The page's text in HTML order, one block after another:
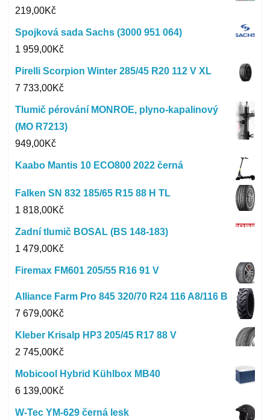
219,00Kč
Spojková sada Sachs (3000 951 064)
1 959,00Kč
Pirelli Scorpion Winter 285/45 R20 112 V XL
7 733,00Kč
Tlumič pérování MONROE, plyno-kapalinový
(MO R7213)
949,00Kč
Kaabo Mantis 10 ECO800 2022 černá
Falken SN 832 185/65 R15 88 H TL
1 818,00Kč
Zadní tlumič BOSAL (BS 148-183)
1 479,00Kč
Firemax FM601 205/55 R16 91 V
Alliance Farm Pro 845 320/70 R24 116 A8/116 B
7 679,00Kč
Kleber Krisalp HP3 205/45 R17 88 V
2 745,00Kč
Mobicool Hybrid Kühlbox MB40
6 139,00Kč
W-Tec YM-629 černá lesk